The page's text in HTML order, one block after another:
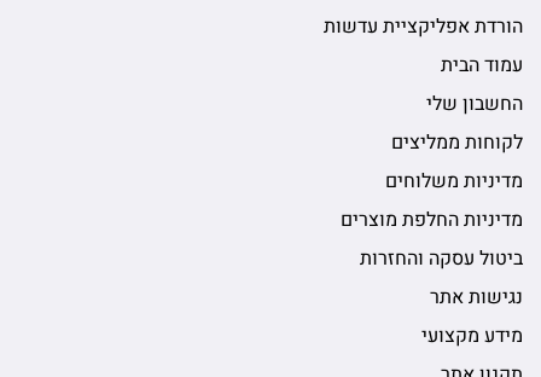
הורדת אפליקציית עדשות
עמוד הבית
החשבון שלי
לקוחות ממליצים
מדיניות משלוחים
מדיניות החלפת מוצרים
ביטול עסקה והחזרות
נגישות אתר
מידע מקצועי